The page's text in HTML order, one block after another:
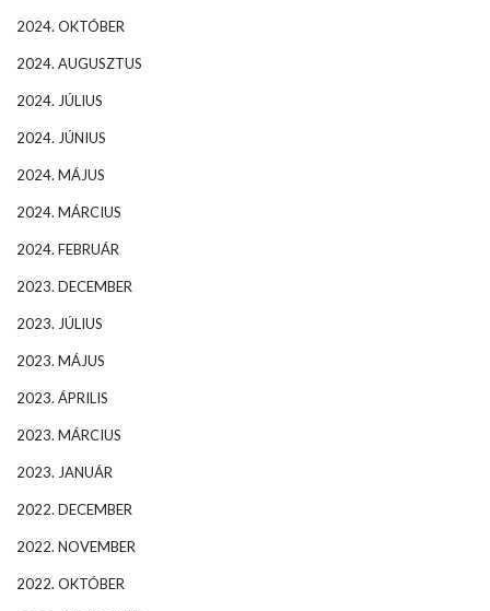
2024. OKTÓBER
2024. AUGUSZTUS
2024. JÚLIUS
2024. JÚNIUS
2024. MÁJUS
2024. MÁRCIUS
2024. FEBRUÁR
2023. DECEMBER
2023. JÚLIUS
2023. MÁJUS
2023. ÁPRILIS
2023. MÁRCIUS
2023. JANUÁR
2022. DECEMBER
2022. NOVEMBER
2022. OKTÓBER